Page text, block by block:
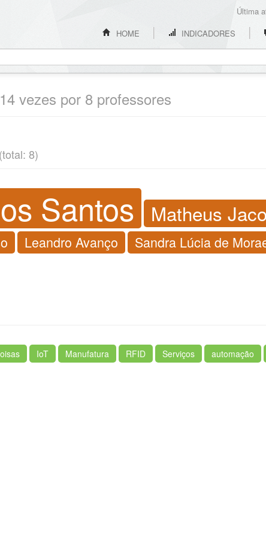
Última
HOME
INDICADORES
vezes por 8 professores
8)
Santos Matheus
Leandro Avanço
Sandra Lúcia de
IoT Manufatura RFID Serviços automação